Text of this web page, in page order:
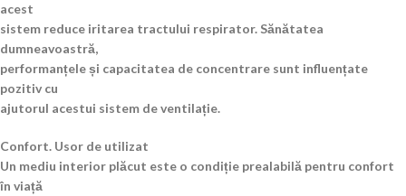
acest
sistem reduce iritarea tractului respirator. Sănătatea
dumneavoastră,
performanțele și capacitatea de concentrare sunt influențate
pozitiv cu
ajutorul acestui sistem de ventilație.
Confort. Usor de utilizat
Un mediu interior plăcut este o condiție prealabilă pentru confort
în viață